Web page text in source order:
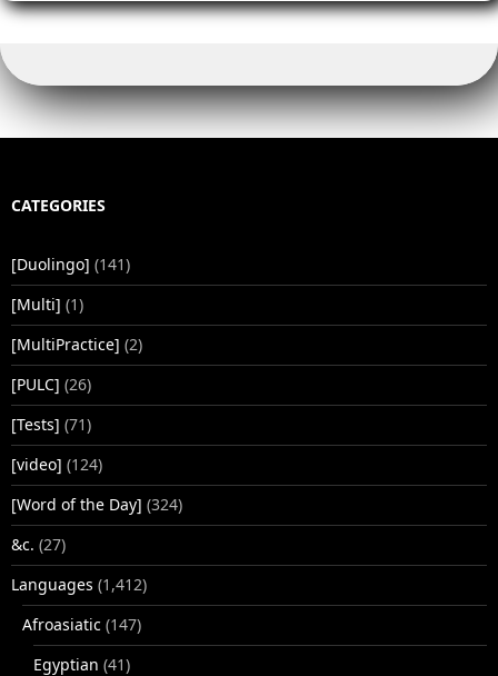
CATEGORIES
[Duolingo] (141)
[Multi] (1)
[MultiPractice] (2)
[PULC] (26)
[Tests] (71)
[video] (124)
[Word of the Day] (324)
&c. (27)
Languages (1,412)
Afroasiatic (147)
Egyptian (41)